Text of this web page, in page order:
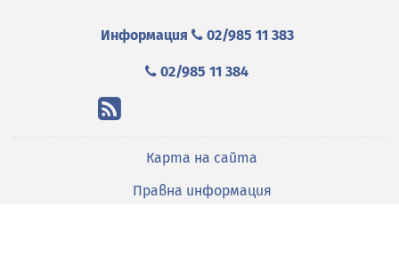
Информация 02/985 11 383
02/985 11 384
Карта на сайта
Правна информация